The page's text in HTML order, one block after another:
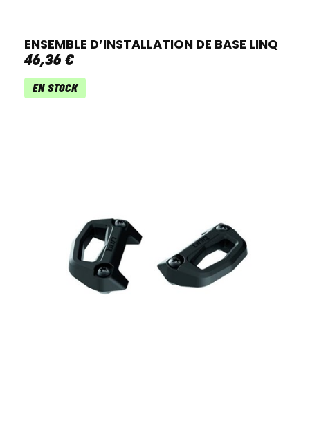
ENSEMBLE D’INSTALLATION DE BASE LINQ
46,36 €
EN STOCK